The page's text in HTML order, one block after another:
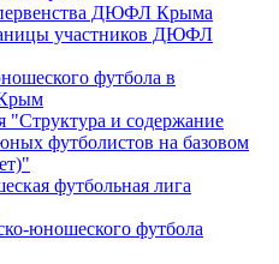
ДЮФЛ Крыма
участников ДЮФЛ
футбола в
"Структура и содержание
футболистов на базовом
футбольная лига
юношеского футбола